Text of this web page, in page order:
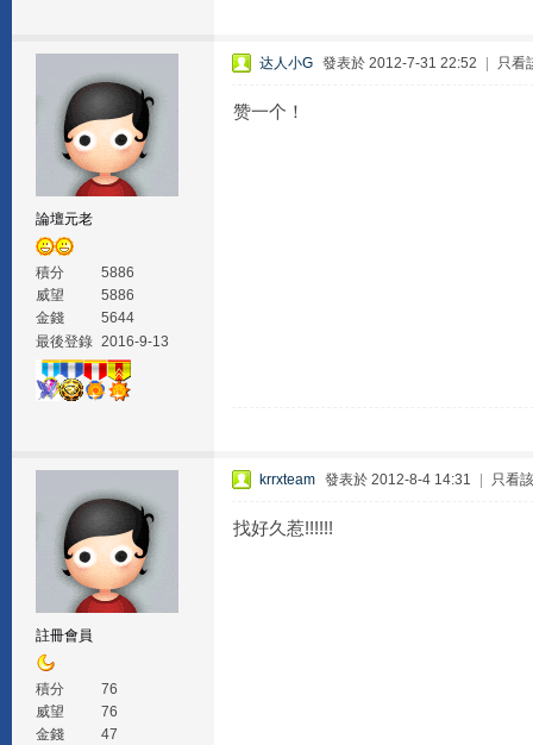
論壇元老
積分
5886
威望
5886
金錢
5644
最後登錄 2016-9-13
达人小G 發表於 2012-7-31 22:52 只看
赞一个！
註冊會員
積分
76
威望
76
金錢
47
krrxteam 發表於 2012-8-4 14:31 只看
找好久惹!!!!!!